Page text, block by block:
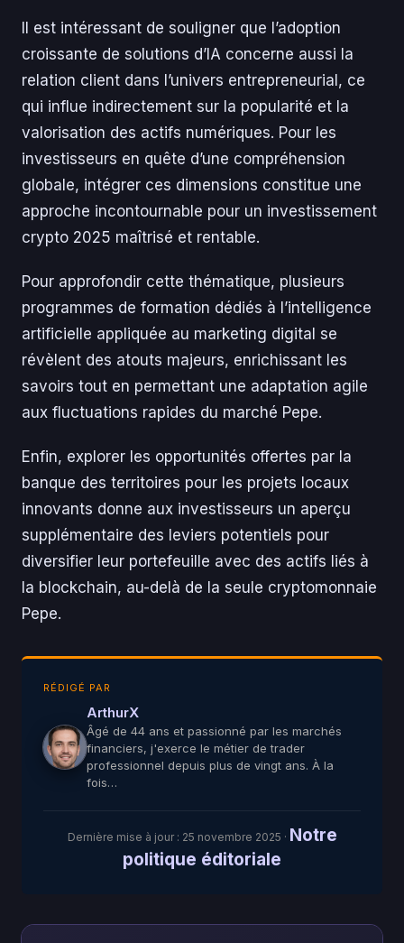
Il est intéressant de souligner que l’adoption
croissante de solutions d’IA concerne aussi la
relation client dans l’univers entrepreneurial, ce
qui influe indirectement sur la popularité et la
valorisation des actifs numériques. Pour les
investisseurs en quête d’une compréhension
globale, intégrer ces dimensions constitue une
approche incontournable pour un investissement
crypto 2025 maîtrisé et rentable.
Pour approfondir cette thématique, plusieurs
programmes de formation dédiés à l’intelligence
artificielle appliquée au marketing digital se
révèlent des atouts majeurs, enrichissant les
savoirs tout en permettant une adaptation agile
aux fluctuations rapides du marché Pepe.
Enfin, explorer les opportunités offertes par la
banque des territoires pour les projets locaux
innovants donne aux investisseurs un aperçu
supplémentaire des leviers potentiels pour
diversifier leur portefeuille avec des actifs liés à
la blockchain, au-delà de la seule cryptomonnaie
Pepe.
RÉDIGÉ PAR
ArthurX
Âgé de 44 ans et passionné par les marchés
financiers, j'exerce le métier de trader
professionnel depuis plus de vingt ans. À la
fois…
Dernière mise à jour : 25 novembre 2025 · Notre
politique éditoriale